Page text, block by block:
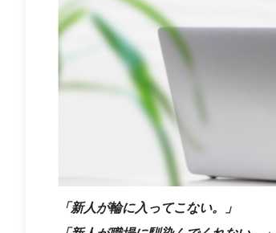
「新人が輪に入ってこない。」